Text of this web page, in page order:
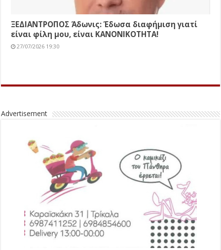
ΞΕΔΙΑΝΤΡΟΠΟΣ Άδωνις: Έδωσα διαφήμιση γιατί
είναι φίλη μου, είναι ΚΑΝΟΝΙΚΟΤΗΤΑ!
27/07/2026 19:30
Advertisement